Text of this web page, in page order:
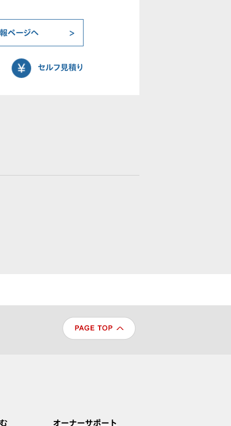
ページへ
セルフ見積り
オーナーサポート